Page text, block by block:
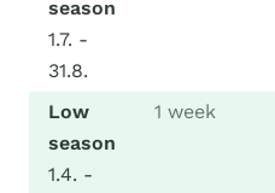
season
1.7. -
31.8.
Low
season
1.4. -
1 week